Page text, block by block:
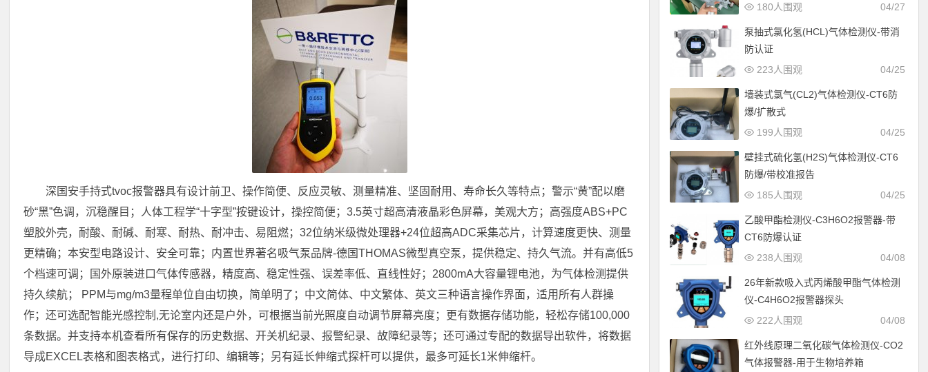
深国安手持式tvoc报警器具有设计前卫、操作简便、反应灵敏、测量精准、坚固耐用、寿命长久等特点；警示“黄”配以磨
砂“黑”色调，沉稳醒目；人体工程学“十字型”按键设计，操控简便；3.5英寸超高清液晶彩色屏幕，美观大方；高强度ABS+PC
塑胶外壳，耐酸、耐碱、耐寒、耐热、耐冲击、易阻燃；32位纳米级微处理器+24位超高ADC采集芯片，计算速度更快、测量
更精确；本安型电路设计、安全可靠；内置世界著名吸气泵品牌-德国THOMAS微型真空泵，提供稳定、持久气流。并有高低5
个档速可调；国外原装进口气体传感器，精度高、稳定性强、误差率低、直线性好；2800mA大容量锂电池，为气体检测提供
持久续航； PPM与mg/m3量程单位自由切换，简单明了；中文简体、中文繁体、英文三种语言操作界面，适用所有人群操
作；还可选配智能光感控制,无论室内还是户外，可根据当前光照度自动调节屏幕亮度；更有数据存储功能，轻松存储100,000
条数据。并支持本机查看所有保存的历史数据、开关机纪录、报警纪录、故障纪录等；还可通过专配的数据导出软件，将数据
导成EXCEL表格和图表格式，进行打印、编辑等；另有延长伸缩式探杆可以提供，最多可延长1米伸缩杆。
04/27
180人围观
泵抽式氯化氢(HCL)气体检测仪-带消
防认证
04/25
223人围观
墙装式氯气(CL2)气体检测仪-CT6防
爆/扩散式
04/25
199人围观
壁挂式硫化氢(H2S)气体检测仪-CT6
防爆/带校准报告
04/25
185人围观
乙酸甲酯检测仪-C3H6O2报警器-带
CT6防爆认证
04/08
238人围观
26年新款吸入式丙烯酸甲酯气体检测
仪-C4H6O2报警器探头
04/08
222人围观
红外线原理二氧化碳气体检测仪-CO2
气体报警器-用于生物培养箱